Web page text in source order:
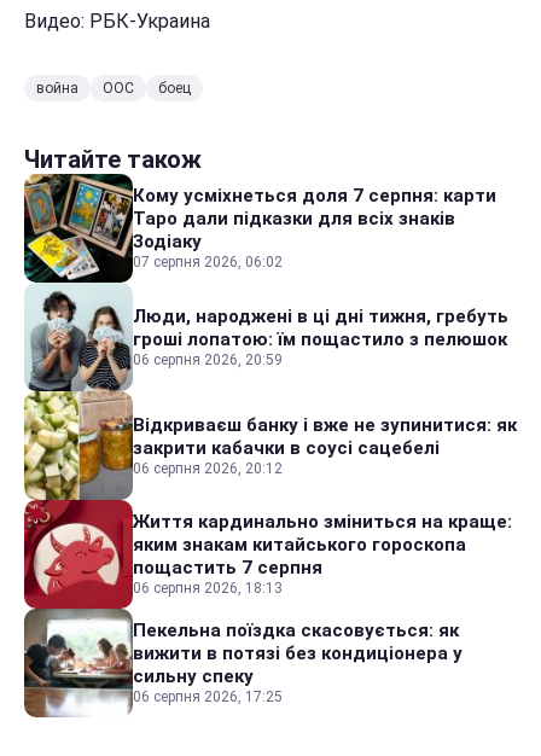
Видео: РБК-Украина
война ООС боец
Читайте також
Кому усміхнеться доля 7 серпня: карти
Таро дали підказки для всіх знаків
Зодіаку
07 серпня 2026, 06:02
Люди, народжені в ці дні тижня, гребуть
гроші лопатою: їм пощастило з пелюшок
06 серпня 2026, 20:59
Відкриваєш банку і вже не зупинитися: як
закрити кабачки в соусі сацебелі
06 серпня 2026, 20:12
Життя кардинально зміниться на краще:
яким знакам китайського гороскопа
пощастить 7 серпня
06 серпня 2026, 18:13
Пекельна поїздка скасовується: як
вижити в потязі без кондиціонера у
сильну спеку
06 серпня 2026, 17:25